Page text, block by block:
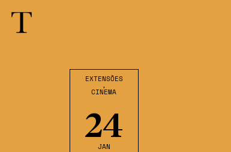
EXTENSÕES
,
CINEMA
24
JAN